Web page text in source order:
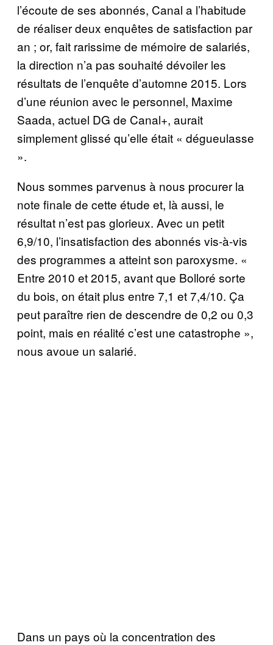
l’écoute de ses abonnés, Canal a l’habitude
de réaliser deux enquêtes de satisfaction par
an ; or, fait rarissime de mémoire de salariés,
la direction n’a pas souhaité dévoiler les
résultats de l’enquête d’automne 2015. Lors
d’une réunion avec le personnel, Maxime
Saada, actuel DG de Canal+, aurait
simplement glissé qu’elle était « dégueulasse
».
Nous sommes parvenus à nous procurer la
note finale de cette étude et, là aussi, le
résultat n’est pas glorieux. Avec un petit
6,9/10, l’insatisfaction des abonnés vis-à-vis
des programmes a atteint son paroxysme. «
Entre 2010 et 2015, avant que Bolloré sorte
du bois, on était plus entre 7,1 et 7,4/10. Ça
peut paraître rien de descendre de 0,2 ou 0,3
point, mais en réalité c’est une catastrophe »,
nous avoue un salarié.
Dans un pays où la concentration des